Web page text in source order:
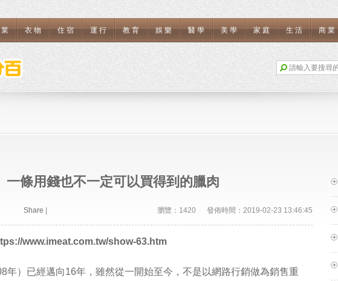
衣物 住宿 運行 教育 娛樂 醫學 美學 家庭 生活 商業
一條用錢也不一定可以買得到的臘肉
瀏覽：1420 發佈時間：2019-02-23 13:46:45
Share
www.imeat.com.tw/show-63.htm
年）已經邁向16年，雖然從一開始至今，不是以網路行銷做為銷售重